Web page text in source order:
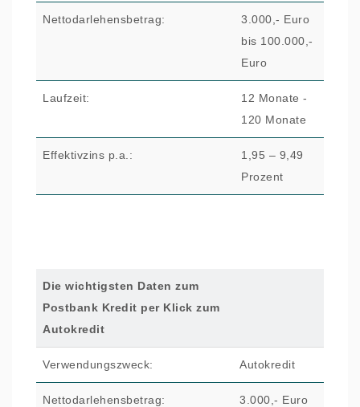
Nettodarlehensbetrag:
3.000,- Euro
bis 100.000,-
Euro
Laufzeit:
12 Monate -
120 Monate
Effektivzins p.a.:
1,95 – 9,49
Prozent
Die wichtigsten Daten zum
Postbank Kredit per Klick zum
Autokredit
Verwendungszweck: Autokredit
Nettodarlehensbetrag:
3.000,- Euro